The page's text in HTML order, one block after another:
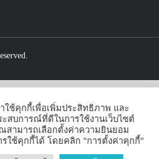
าใช้คุกกี้เพื่อเพิ่มประสิทธิภาพ และ
ะสบการณ์ที่ดีในการใช้งานเว็บไซต์
สามารถเลือกตั้งค่าความยินยอม
รใช้คุกกี้ได้ โดยคลิก "การตั้งค่าคุกกี้"